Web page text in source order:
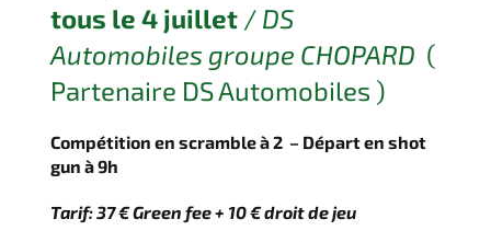
tous le 4 juillet / DS
Automobiles groupe CHOPARD (
Partenaire DS Automobiles )
Compétition en scramble à 2 – Départ en shot
gun à 9h
Tarif: 37 € Green fee + 10 € droit de jeu